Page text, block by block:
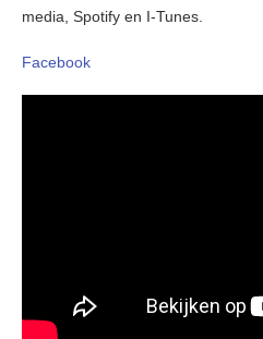
media, Spotify en I-Tunes.
Facebook